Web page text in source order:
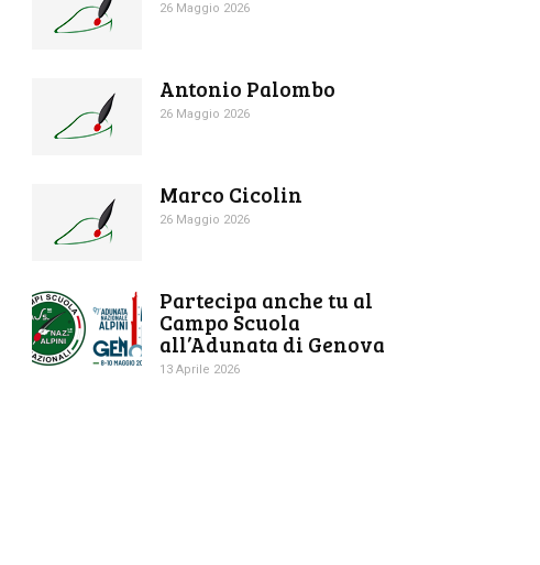
26 Maggio 2026
Antonio Palombo
26 Maggio 2026
Marco Cicolin
26 Maggio 2026
Partecipa anche tu al
Campo Scuola
all’Adunata di Genova
13 Aprile 2026